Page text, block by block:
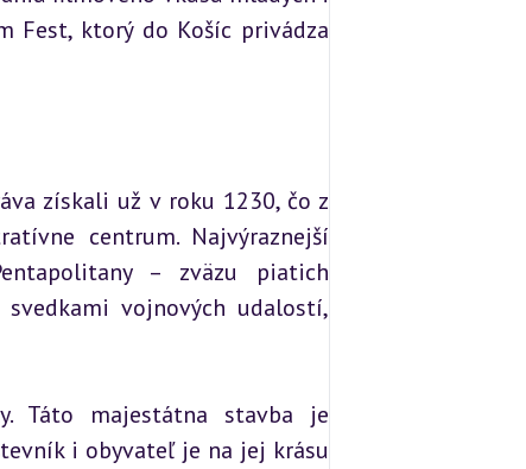
Fest, ktorý do Košíc privádza
získali už v roku 1230, čo z
centrum. Najvýraznejší
– zväzu piatich
vojnových udalostí,
Táto majestátna stavba je
i obyvateľ je na jej krásu